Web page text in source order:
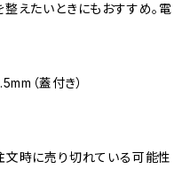
えたいときにもおすすめ。電
（蓋付き）
文時に売り切れている可能性